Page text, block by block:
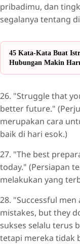
pribadimu, dan
segalanya tentang
45 Kata-Kata Buat
Hubungan Makin
26. "Struggle that
better future."
merupakan cara
baik di hari esok.)
27. "The best
today." (Persiapan
melakukan yang
28. "Successful
mistakes, but they
sukses selalu terus
tetapi mereka tidak